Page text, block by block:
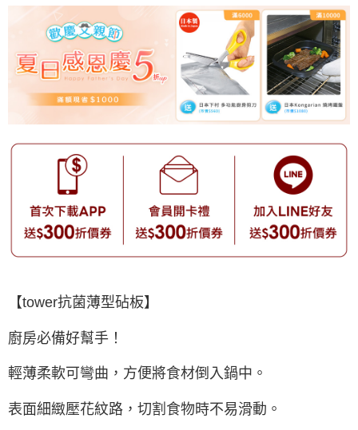
【tower抗菌薄型砧板】
廚房必備好幫手！
輕薄柔軟可彎曲，方便將食材倒入鍋中。
表面細緻壓花紋路，切割食物時不易滑動。